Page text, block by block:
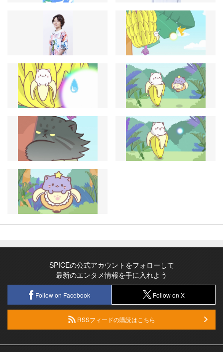
SPICEの公式アカウントをフォローして
最新のエンタメ情報を手に入れよう
Follow on Facebook Follow on X
RSSフィードの購読はこちら